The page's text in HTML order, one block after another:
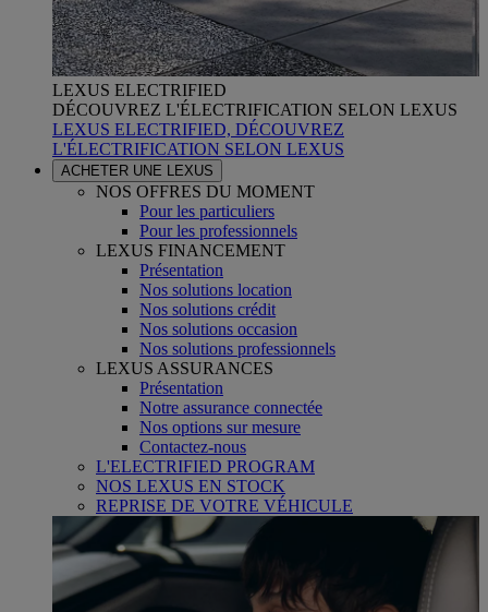
LEXUS ELECTRIFIED
DÉCOUVREZ L'ÉLECTRIFICATION SELON LEXUS
LEXUS ELECTRIFIED, DÉCOUVREZ
L'ÉLECTRIFICATION SELON LEXUS
ACHETER UNE LEXUS
NOS OFFRES DU MOMENT
Pour les particuliers
Pour les professionnels
LEXUS FINANCEMENT
Présentation
Nos solutions location
Nos solutions crédit
Nos solutions occasion
Nos solutions professionnels
LEXUS ASSURANCES
Présentation
Notre assurance connectée
Nos options sur mesure
Contactez-nous
L'ELECTRIFIED PROGRAM
NOS LEXUS EN STOCK
REPRISE DE VOTRE VÉHICULE